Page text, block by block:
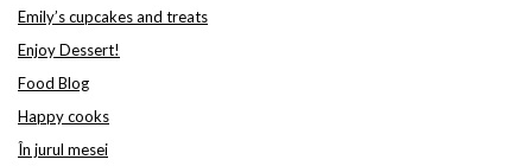
Emily’s cupcakes and treats
Enjoy Dessert!
Food Blog
Happy cooks
În jurul mesei